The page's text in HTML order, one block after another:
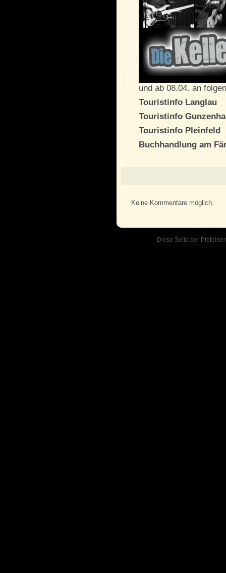
und ab 08.04. an
Touristinfo Langlau
Touristinfo
Touristinfo Pleinfeld
Buchhandlung am
Keine Kommentare möglich.
Diese Seite der